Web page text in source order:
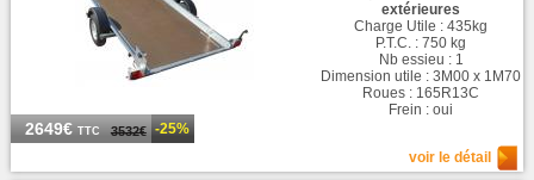
2649€TTC 3532€ -25%
extérieures
Charge Utile : 435kg
P.T.C. : 750 kg
Nb essieu : 1
Dimension utile : 3M00 x 1M70
Roues : 165R13C
Frein : oui
voir le détail